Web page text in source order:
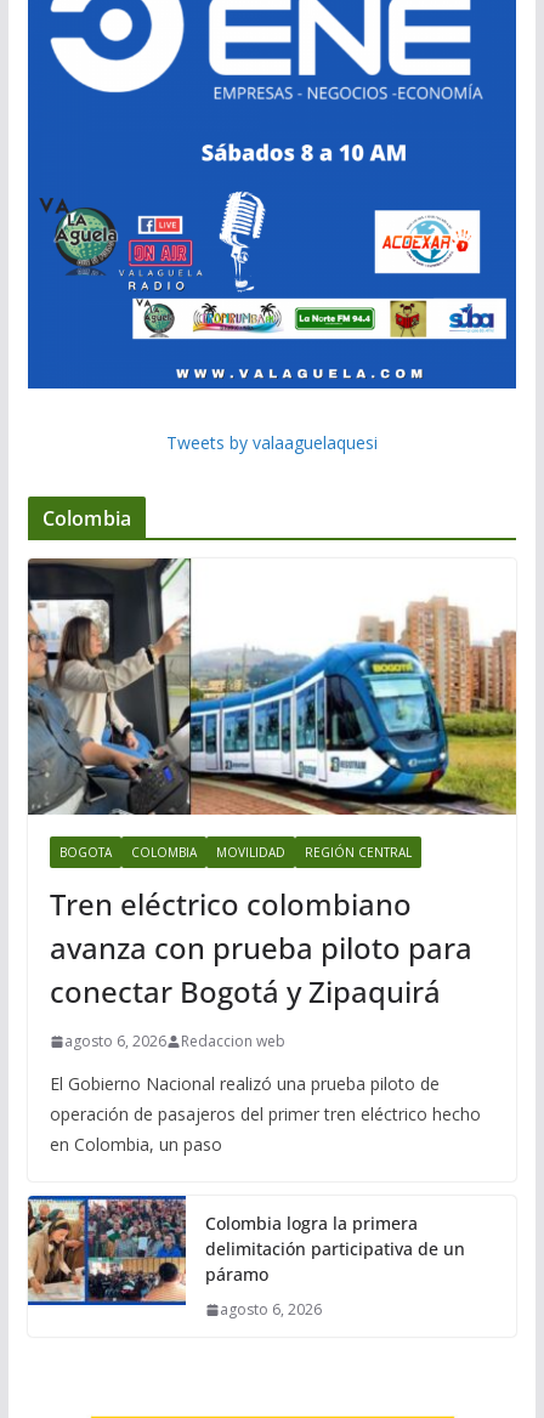
Tweets by valaaguelaquesi
Colombia
BOGOTA COLOMBIA MOVILIDAD REGIÓN CENTRAL
Tren eléctrico colombiano
avanza con prueba piloto para
conectar Bogotá y Zipaquirá
agosto 6, 2026 Redaccion web
El Gobierno Nacional realizó una prueba piloto de
operación de pasajeros del primer tren eléctrico hecho
en Colombia, un paso
Colombia logra la primera
delimitación participativa de un
páramo
agosto 6, 2026